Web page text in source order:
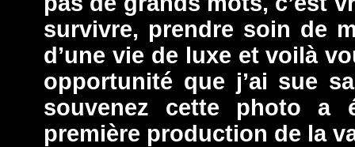
survivre, prendre soin de
d’une vie de luxe et voilà
opportunité que j’ai sue
souvenez cette photo
première production de la